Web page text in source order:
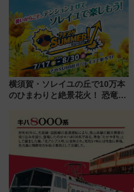
横須賀・ソレイユの丘で10万本
のひまわりと絶景花火！ 恐竜や
帰りお出かけ最新情報（2026年
7月17日～開催）